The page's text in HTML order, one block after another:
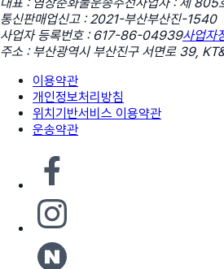
대표 : 염상준화물운송주선사업자 : 제 805
통신판매업신고 : 2021-부산부산진-1540
사업자 등록번호 : 617-86-04939사업자
주소 : 부산광역시 부산진구 서면로 39,
이용약관
개인정보처리방침
위치기반서비스 이용약관
운송약관